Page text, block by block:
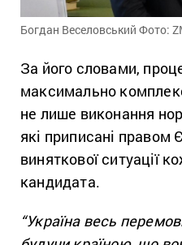
Богдан Веселовський Фото:
За його словами,
максимально
не лише виконання
які приписані правом
виняткової ситуації
кандидата.
“Україна весь